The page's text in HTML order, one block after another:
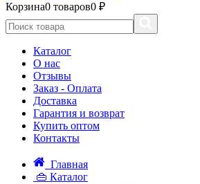
Корзина0 товаров0 ₽
Каталог
О нас
Отзывы
Заказ - Оплата
Доставка
Гарантия и возврат
Купить оптом
Контакты
Главная
👜 Каталог